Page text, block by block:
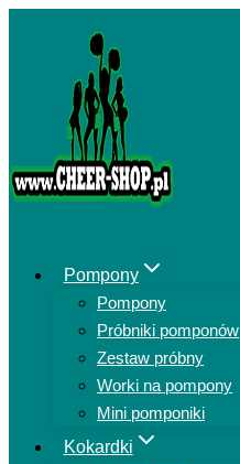
Pompony
Pompony
Próbniki pomponów
Zestaw próbny
Worki na pompony
Mini pomponiki
Kokardki